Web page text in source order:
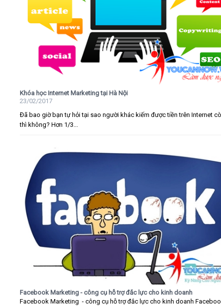
Khóa học Internet Marketing tại Hà Nội
23/02/2017
Đã bao giờ bạn tự hỏi tại sao người khác kiếm được tiền trên Internet
thì không? Hơn 1/3...
Facebook Marketing - công cụ hỗ trợ đắc lực cho kinh doanh
Facebook Marketing - công cụ hỗ trợ đắc lực cho kinh doanh